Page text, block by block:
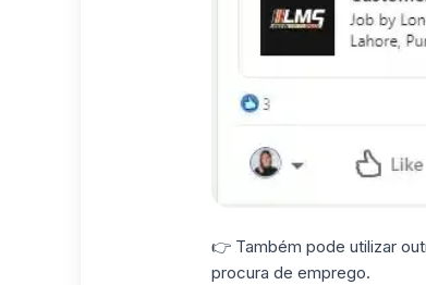
👉 Também pode utilizar
procura de emprego.